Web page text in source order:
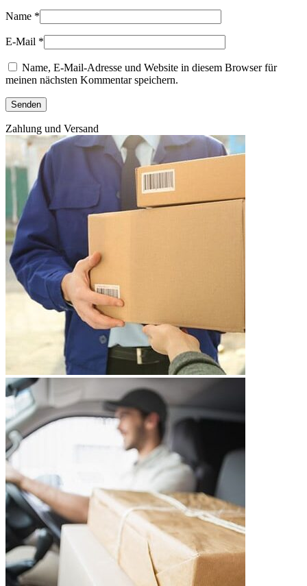
Name *
E-Mail *
Name, E-Mail-Adresse und Website in diesem Browser für
meinen nächsten Kommentar speichern.
Zahlung und Versand